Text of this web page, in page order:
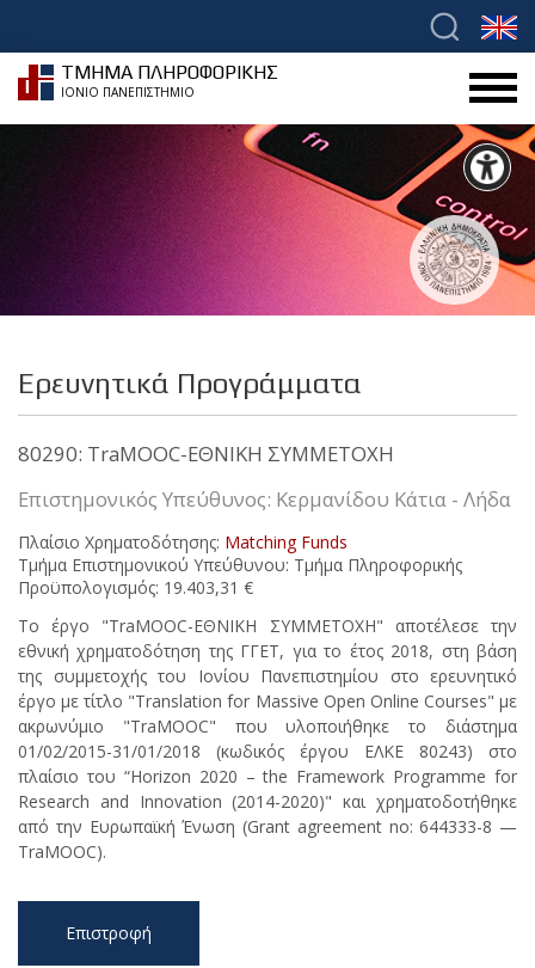
ΤΜΗΜΑ ΠΛΗΡΟΦΟΡΙΚΗΣ
ΙΟΝΙΟ ΠΑΝΕΠΙΣΤΗΜΙΟ
Ερευνητικά Προγράμματα
80290: TraMOOC-ΕΘΝΙΚΗ ΣΥΜΜΕΤΟΧΗ
Επιστημονικός Υπεύθυνος: Κερμανίδου Κάτια - Λήδα
Πλαίσιο Χρηματοδότησης: Matching Funds
Τμήμα Επιστημονικού Υπεύθυνου: Τμήμα Πληροφορικής
Προϋπολογισμός: 19.403,31 €
Το έργο "TraMOOC-ΕΘΝΙΚΗ ΣΥΜΜΕΤΟΧΗ" αποτέλεσε την
εθνική χρηματοδότηση της ΓΓΕΤ, για το έτος 2018, στη βάση
της συμμετοχής του Ιονίου Πανεπιστημίου στο ερευνητικό
έργο με τίτλο "Translation for Massive Open Online Courses" με
ακρωνύμιο "TraMOOC" που υλοποιήθηκε το διάστημα
01/02/2015-31/01/2018 (κωδικός έργου ΕΛΚΕ 80243) στο
πλαίσιο του “Horizon 2020 – the Framework Programme for
Research and Innovation (2014-2020)" και χρηματοδοτήθηκε
από την Ευρωπαϊκή Ένωση (Grant agreement no: 644333-8 —
TraMOOC).
Επιστροφή